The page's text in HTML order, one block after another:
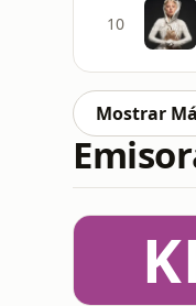
10
Mostrar